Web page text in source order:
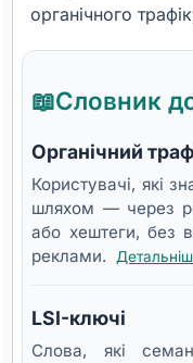
органічного
📖Словник до
Органічний
Користувачі, які
шляхом — через
або хештеги, без
реклами.
LSI-ключі
Слова, які